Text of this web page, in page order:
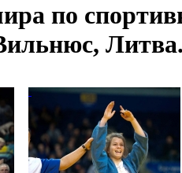
по
Литва.